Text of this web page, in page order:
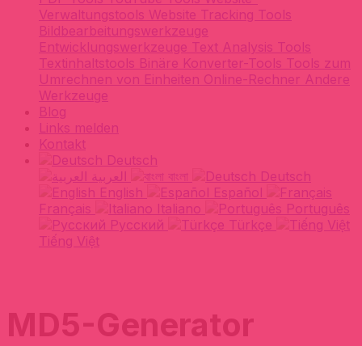
Verwaltungstools Website Tracking Tools
Bildbearbeitungswerkzeuge
Entwicklungswerkzeuge Text Analysis Tools
Textinhaltstools Binäre Konverter-Tools Tools zum
Umrechnen von Einheiten Online-Rechner Andere
Werkzeuge
Blog
Links melden
Kontakt
Deutsch
বাংলা
Deutsch
English
Español
Français
Italiano
Português
Русский
Türkçe
Tiếng Việt
MD5-Generator